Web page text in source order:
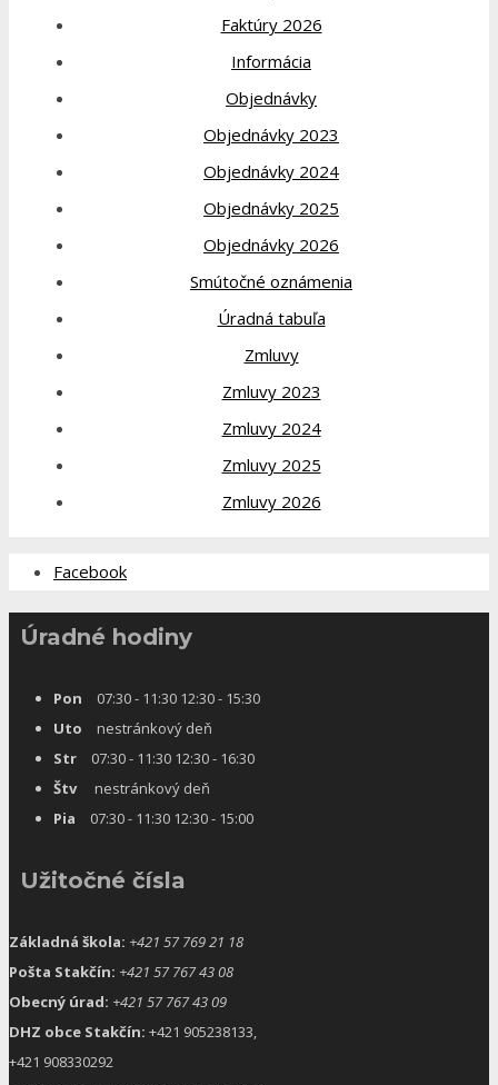
Faktúry 2026
Informácia
Objednávky
Objednávky 2023
Objednávky 2024
Objednávky 2025
Objednávky 2026
Smútočné oznámenia
Úradná tabuľa
Zmluvy
Zmluvy 2023
Zmluvy 2024
Zmluvy 2025
Zmluvy 2026
Facebook
Úradné hodiny
Pon 07:30 - 11:30 12:30 - 15:30
Uto nestránkový deň
Str 07:30 - 11:30 12:30 - 16:30
Štvnestránkový deň
Pia 07:30 - 11:30 12:30 - 15:00
Užitočné čísla
Základná škola: +421 57 769 21 18
Pošta Stakčín: +421 57 767 43 08
Obecný úrad: +421 57 767 43 09
DHZ obce Stakčín: +421 905238133,
+421 908330292